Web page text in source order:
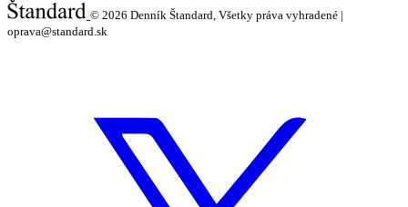
© 2026 Denník Štandard, Všetky práva vyhradené |
oprava@standard.sk